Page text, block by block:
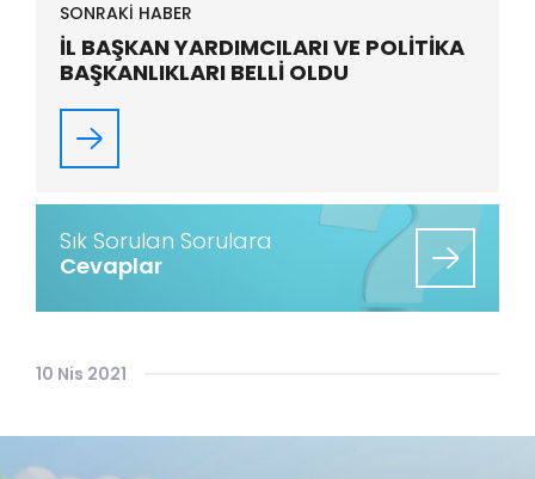
SONRAKİ HABER
İL BAŞKAN YARDIMCILARI VE POLİTİKA
BAŞKANLIKLARI BELLİ OLDU
Sık Sorulan Sorulara
Cevaplar
10 Nis 2021